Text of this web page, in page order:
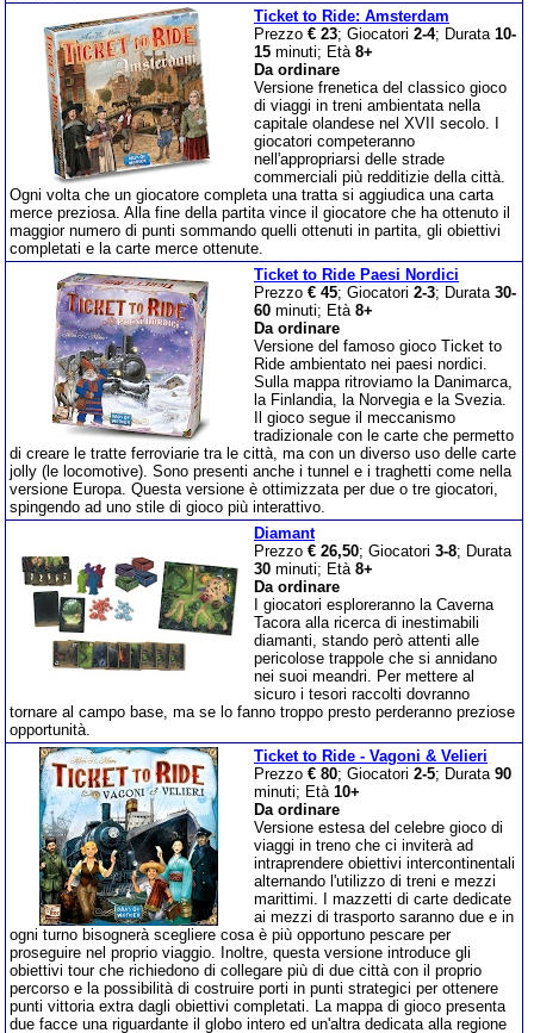
Ticket to Ride: Amsterdam
Prezzo € 23; Giocatori 2-4; Durata 10-
15 minuti; Età 8+
Da ordinare
Versione frenetica del classico gioco
di viaggi in treni ambientata nella
capitale olandese nel XVII secolo. I
giocatori competeranno
nell'appropriarsi delle strade
commerciali più redditizie della città.
Ogni volta che un giocatore completa una tratta si aggiudica una carta
merce preziosa. Alla fine della partita vince il giocatore che ha ottenuto il
maggior numero di punti sommando quelli ottenuti in partita, gli obiettivi
completati e la carte merce ottenute.
Ticket to Ride Paesi Nordici
Prezzo € 45; Giocatori 2-3; Durata 30-
60 minuti; Età 8+
Da ordinare
Versione del famoso gioco Ticket to
Ride ambientato nei paesi nordici.
Sulla mappa ritroviamo la Danimarca,
la Finlandia, la Norvegia e la Svezia.
Il gioco segue il meccanismo
tradizionale con le carte che permetto
di creare le tratte ferroviarie tra le città, ma con un diverso uso delle carte
jolly (le locomotive). Sono presenti anche i tunnel e i traghetti come nella
versione Europa. Questa versione è ottimizzata per due o tre giocatori,
spingendo ad uno stile di gioco più interattivo.
Diamant
Prezzo € 26,50; Giocatori 3-8; Durata
30 minuti; Età 8+
Da ordinare
I giocatori esploreranno la Caverna
Tacora alla ricerca di inestimabili
diamanti, stando però attenti alle
pericolose trappole che si annidano
nei suoi meandri. Per mettere al
sicuro i tesori raccolti dovranno
tornare al campo base, ma se lo fanno troppo presto perderanno preziose
opportunità.
Ticket to Ride - Vagoni & Velieri
Prezzo € 80; Giocatori 2-5; Durata 90
minuti; Età 10+
Da ordinare
Versione estesa del celebre gioco di
viaggi in treno che ci inviterà ad
intraprendere obiettivi intercontinentali
alternando l'utilizzo di treni e mezzi
marittimi. I mazzetti di carte dedicate
ai mezzi di trasporto saranno due e in
ogni turno bisognerà scegliere cosa è più opportuno pescare per
proseguire nel proprio viaggio. Inoltre, questa versione introduce gli
obiettivi tour che richiedono di collegare più di due città con il proprio
percorso e la possibilità di costruire porti in punti strategici per ottenere
punti vittoria extra dagli obiettivi completati. La mappa di gioco presenta
due facce una riguardante il globo intero ed un'altra dedicata alla regione